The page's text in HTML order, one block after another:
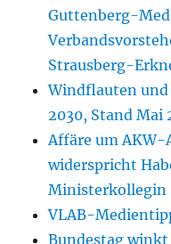
Guttenberg-
Strausberg-
Windflauten
2030, Stand Mai
Affäre um
widerspricht
Ministerkollegin
VLAB-
Bundestag